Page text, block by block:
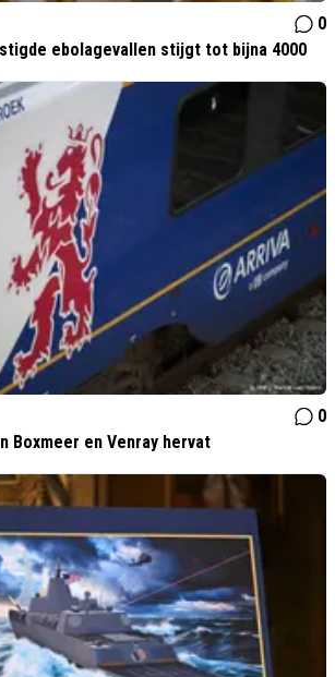
0
ebolagevallen stijgt tot bijna 4000
0
Boxmeer en Venray hervat